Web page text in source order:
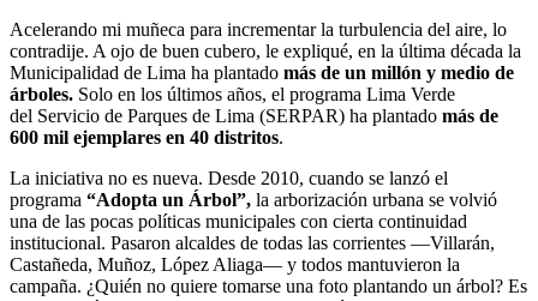
Acelerando mi muñeca para incrementar la turbulencia del aire, lo
contradije. A ojo de buen cubero, le expliqué, en la última década la
Municipalidad de Lima ha plantado más de un millón y medio de
árboles. Solo en los últimos años, el programa Lima Verde
del Servicio de Parques de Lima (SERPAR) ha plantado más de
600 mil ejemplares en 40 distritos.
La iniciativa no es nueva. Desde 2010, cuando se lanzó el
programa “Adopta un Árbol”, la arborización urbana se volvió
una de las pocas políticas municipales con cierta continuidad
institucional. Pasaron alcaldes de todas las corrientes —Villarán,
Castañeda, Muñoz, López Aliaga— y todos mantuvieron la
campaña. ¿Quién no quiere tomarse una foto plantando un árbol? Es